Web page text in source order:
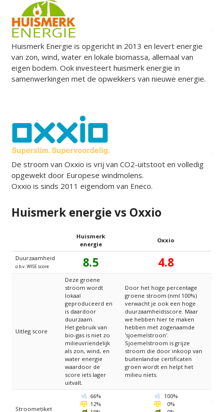
Huismerk Energie is opgericht in 2013 en levert energie
van zon, wind, water en lokale biomassa, allemaal van
eigen bodem. Ook investeert huismerk energie in
samenwerkingen met de opwekkers van nieuwe energie.
De stroom van Oxxio is vrij van CO2-uitstoot en volledig
opgewekt door Europese windmolens.
Oxxio is sinds 2011 eigendom van Eneco.
Huismerk energie vs Oxxio
Huismerk
energie
Oxxio
Duurzaamheid
o.b.v. WISE score 8.5 4.8
Uitleg score
Deze groene
stroom wordt
lokaal
geproduceerd en
is daardoor
duurzaam.
Het gebruik van
bio-gas is niet zo
milieuvriendelijk
als zon, wind, en
water energie
waardoor de
score iets lager
uitvalt.
Door het hoge percentage
groene stroom (nml 100%)
verwacht je ook een hoge
duurzaamheidsscore. Maar
we hebben hier te maken
hebben met zogenaamde
'sjoemelstroon'.
Sjoemelstroom is grijze
stroom die door inkoop van
buitenlandse certificaten
groen wordt en helpt het
milieu niets.
Stroometiket
Wind
66%
Zon
12%
Wind
100%
Zon0%